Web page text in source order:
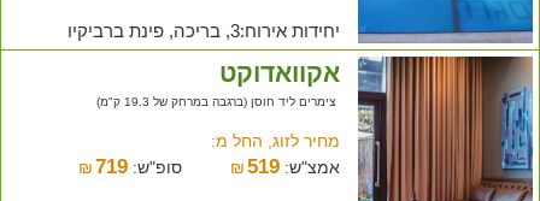
יחידות אירוח:3, בריכה, פינת ברביקיו
אקוואדוקט
צימרים ליד חוסן (ברגבה במרחק של 19.3 ק"מ)
מחיר לזוג, החל מ:
אמצ"ש:
₪519 סופ"ש: ₪ 719